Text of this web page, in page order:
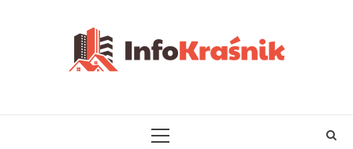
PRIMARY